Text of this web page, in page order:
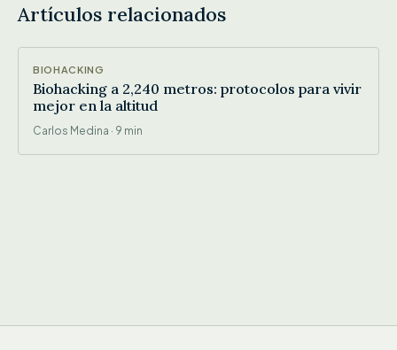
Artículos relacionados
BIOHACKING
Biohacking a 2,240 metros: protocolos para vivir
mejor en la altitud
Carlos Medina · 9 min